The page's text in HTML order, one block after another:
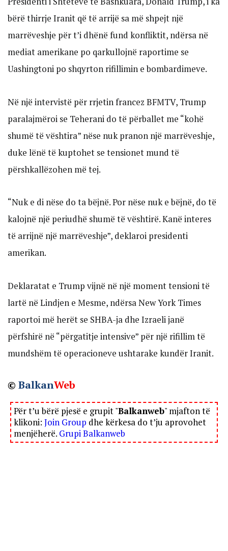
bërë thirrje Iranit që të arrijë sa më shpejt një
marrëveshje për t’i dhënë fund konfliktit, ndërsa në
mediat amerikane po qarkullojnë raportime se
Uashingtoni po shqyrton rifillimin e bombardimeve.
Në një intervistë për rrjetin francez BFMTV, Trump
paralajmëroi se Teherani do të përballet me “kohë
shumë të vështira” nëse nuk pranon një marrëveshje,
duke lënë të kuptohet se tensionet mund të
përshkallëzohen më tej.
“Nuk e di nëse do ta bëjnë. Por nëse nuk e bëjnë, do të
kalojnë një periudhë shumë të vështirë. Kanë interes
të arrijnë një marrëveshje”, deklaroi presidenti
amerikan.
Deklaratat e Trump vijnë në një moment tensioni të
lartë në Lindjen e Mesme, ndërsa New York Times
raportoi më herët se SHBA-ja dhe Izraeli janë
përfshirë në “përgatitje intensive” për një rifillim të
mundshëm të operacioneve ushtarake kundër Iranit.
© BalkanWeb
Për t’u bërë pjesë e grupit "Balkanweb" mjafton të
klikoni: Join Group dhe kërkesa do t’ju aprovohet
menjëherë. Grupi Balkanweb